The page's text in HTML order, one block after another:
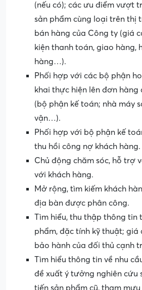
(nếu có); các ưu điểm vượt
sản phẩm cùng loại trên thị
bán hàng của Công ty (giá
kiện thanh toán, giao hàng,
hàng…).
Phối hợp với các bộ phận
khai thực hiện lên đơn hàng
(bộ phận kế toán; nhà máy
vận…).
Phối hợp với bộ phận kế
thu hồi công nợ khách hàng.
Chủ động chăm sóc, hỗ trợ
với khách hàng.
Mở rộng, tìm kiếm khách
địa bàn được phân công.
Tìm hiểu, thu thập thông tin
phẩm, đặc tính kỹ thuật; giá
bảo hành của đối thủ cạnh
Tìm hiểu thông tin về nhu
đề xuất ý tưởng nghiên cứu